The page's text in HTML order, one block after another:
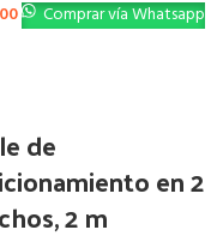
Comprar vía Whatsapp
de
en 2
2 m